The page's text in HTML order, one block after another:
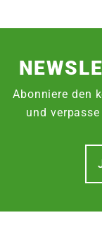
Abonniere den
und